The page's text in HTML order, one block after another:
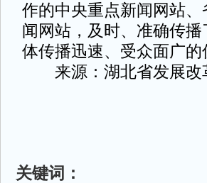
作的中央重点新闻网站
闻网站，及时、准确传
体传播迅速、受众面广
来源：湖北省发展改
关键词：